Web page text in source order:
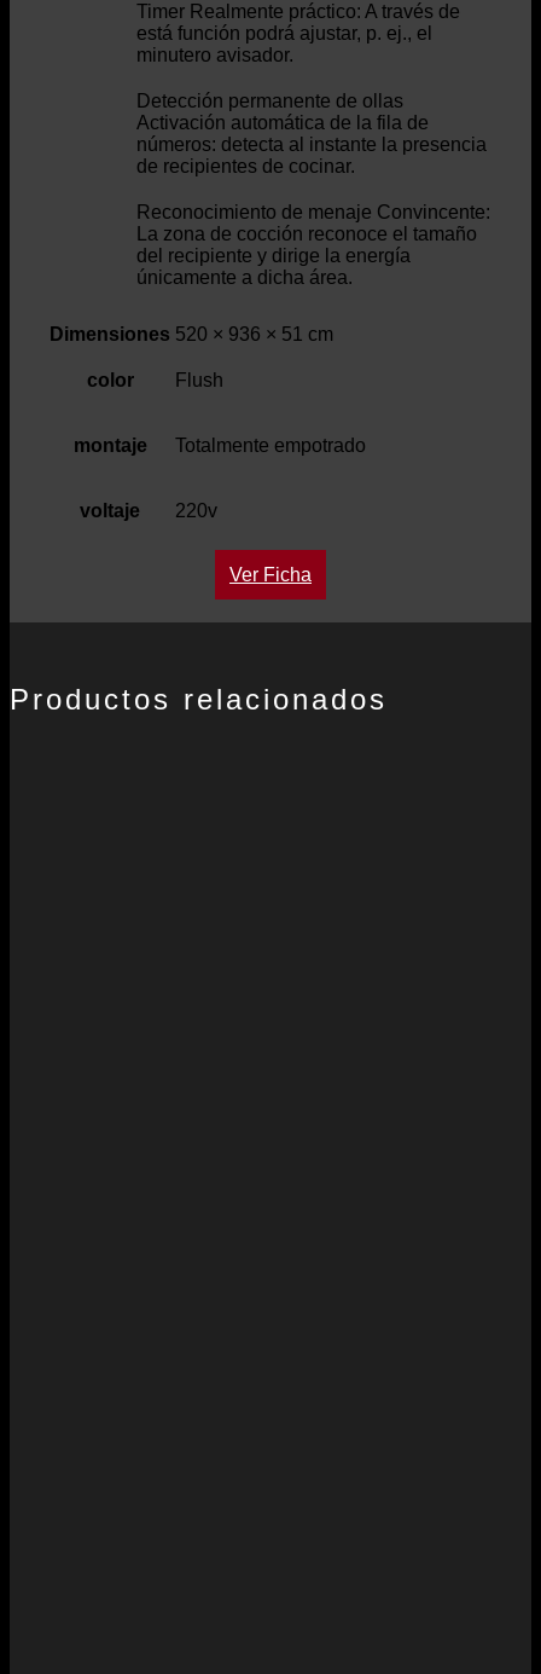
Timer Realmente práctico: A través de
está función podrá ajustar, p. ej., el
minutero avisador.
Detección permanente de ollas
Activación automática de la fila de
números: detecta al instante la presencia
de recipientes de cocinar.
Reconocimiento de menaje Convincente:
La zona de cocción reconoce el tamaño
del recipiente y dirige la energía
únicamente a dicha área.
Dimensiones 520 × 936 × 51 cm
color Flush
montaje Totalmente empotrado
voltaje 220v
Ver Ficha
Productos relacionados